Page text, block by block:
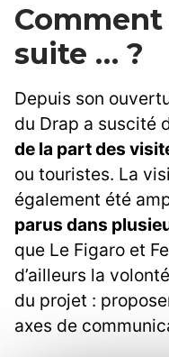
suite … ?
Depuis son
du Drap a suscité
de la part des
ou touristes. La
également été
parus dans
que Le Figaro et
d’ailleurs la
du projet :
axes de